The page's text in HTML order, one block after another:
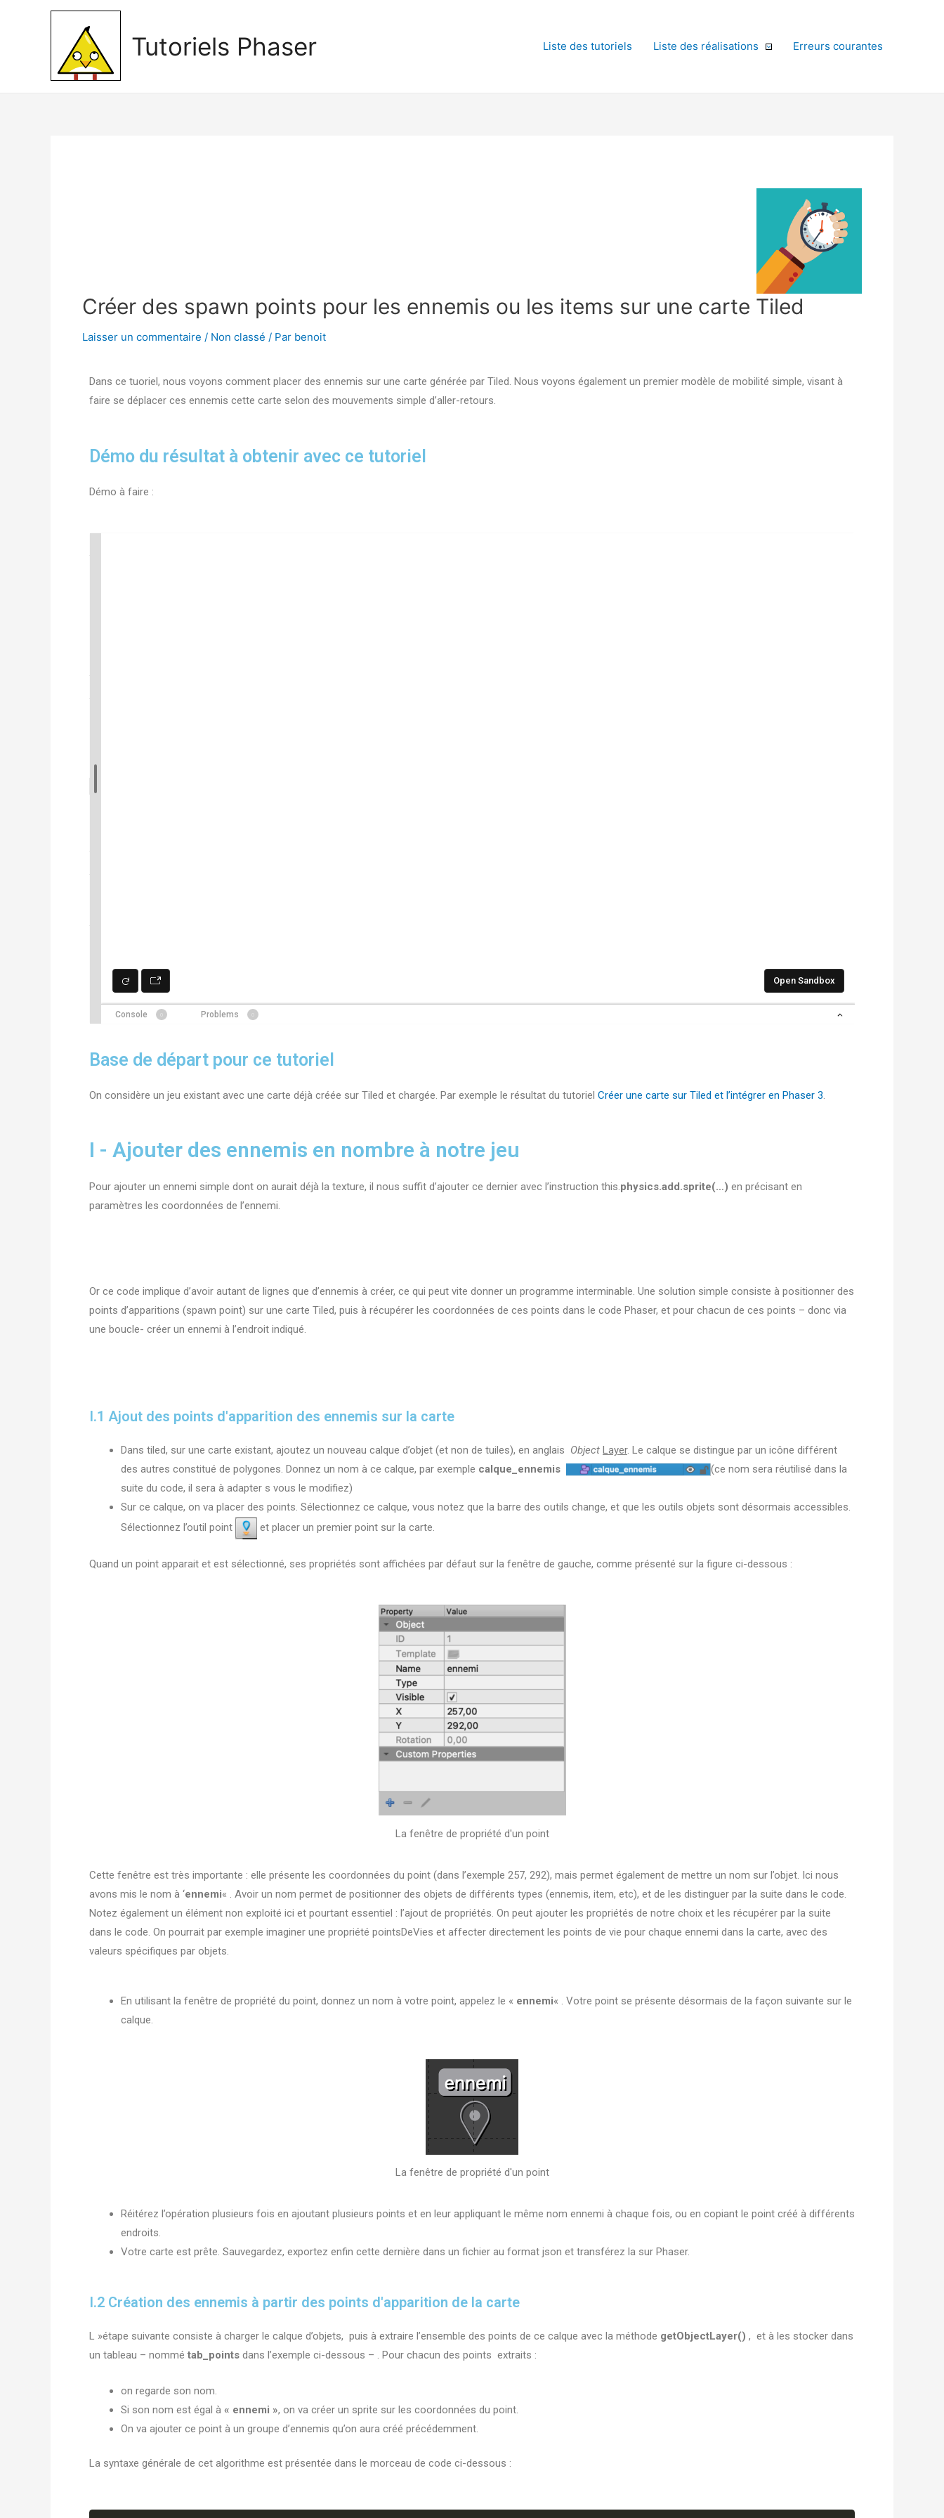
Tutoriels Phaser Liste des tutoriels Liste des réalisations Erreurs courantes
Créer des spawn points pour les ennemis ou les items sur une carte Tiled
Laisser un commentaire / Non classé / Par benoit
Dans ce tuoriel, nous voyons comment placer des ennemis sur une carte générée par Tiled. Nous voyons également un premier modèle de mobilité simple, visant à
faire se déplacer ces ennemis cette carte selon des mouvements simple d’aller-retours.
Démo du résultat à obtenir avec ce tutoriel
Démo à faire :
Base de départ pour ce tutoriel
On considère un jeu existant avec une carte déjà créée sur Tiled et chargée. Par exemple le résultat du tutoriel Créer une carte sur Tiled et l’intégrer en Phaser 3.
I - Ajouter des ennemis en nombre à notre jeu
Pour ajouter un ennemi simple dont on aurait déjà la texture, il nous suffit d’ajouter ce dernier avec l’instruction this.physics.add.sprite(…) en précisant en
paramètres les coordonnées de l’ennemi.
Or ce code implique d’avoir autant de lignes que d’ennemis à créer, ce qui peut vite donner un programme interminable. Une solution simple consiste à positionner des
points d’apparitions (spawn point) sur une carte Tiled, puis à récupérer les coordonnées de ces points dans le code Phaser, et pour chacun de ces points – donc via
une boucle- créer un ennemi à l’endroit indiqué.
I.1 Ajout des points d'apparition des ennemis sur la carte
Dans tiled, sur une carte existant, ajoutez un nouveau calque d’objet (et non de tuiles), en anglais Object Layer. Le calque se distingue par un icône différent
des autres constitué de polygones. Donnez un nom à ce calque, par exemple calque_ennemis
(ce nom sera réutilisé dans la
suite du code, il sera à adapter s vous le modifiez)
Sur ce calque, on va placer des points. Sélectionnez ce calque, vous notez que la barre des outils change, et que les outils objets sont désormais accessibles.
Sélectionnez l’outil point
et placer un premier point sur la carte.
Quand un point apparait et est sélectionné, ses propriétés sont affichées par défaut sur la fenêtre de gauche, comme présenté sur la figure ci-dessous :
La fenêtre de propriété d'un point
Cette fenêtre est très importante : elle présente les coordonnées du point (dans l’exemple 257, 292), mais permet également de mettre un nom sur l’objet. Ici nous
avons mis le nom à ‘ennemi« . Avoir un nom permet de positionner des objets de différents types (ennemis, item, etc), et de les distinguer par la suite dans le code.
Notez également un élément non exploité ici et pourtant essentiel : l’ajout de propriétés. On peut ajouter les propriétés de notre choix et les récupérer par la suite
dans le code. On pourrait par exemple imaginer une propriété pointsDeVies et affecter directement les points de vie pour chaque ennemi dans la carte, avec des
valeurs spécifiques par objets.
En utilisant la fenêtre de propriété du point, donnez un nom à votre point, appelez le « ennemi« . Votre point se présente désormais de la façon suivante sur le
calque.
La fenêtre de propriété d'un point
Réitérez l’opération plusieurs fois en ajoutant plusieurs points et en leur appliquant le même nom ennemi à chaque fois, ou en copiant le point créé à différents
endroits.
Votre carte est prête. Sauvegardez, exportez enfin cette dernière dans un fichier au format json et transférez la sur Phaser.
I.2 Création des ennemis à partir des points d'apparition de la carte
L »étape suivante consiste à charger le calque d’objets, puis à extraire l’ensemble des points de ce calque avec la méthode getObjectLayer() , et à les stocker dans
un tableau – nommé tab_points dans l’exemple ci-dessous – . Pour chacun des points extraits :
on regarde son nom.
Si son nom est égal à « ennemi », on va créer un sprite sur les coordonnées du point.
On va ajouter ce point à un groupe d’ennemis qu’on aura créé précédemment.
La syntaxe générale de cet algorithme est présentée dans le morceau de code ci-dessous :